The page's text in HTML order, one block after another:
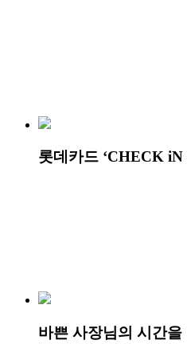
롯데카드 ‘CHECK iN
바쁜 사장님의 시간